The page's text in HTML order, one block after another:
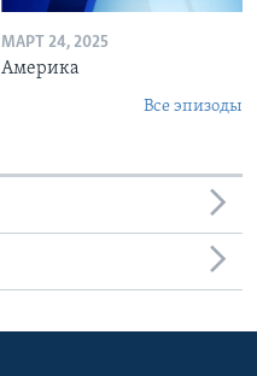
МАРТ 24, 2025
Америка
Все эпизоды